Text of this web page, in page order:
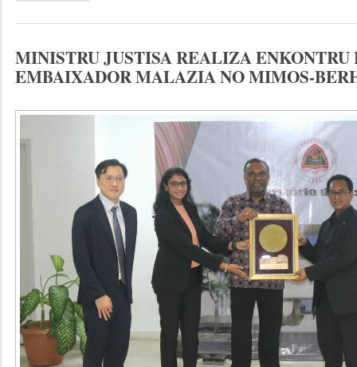
MINISTRU JUSTISA REALIZA ENKONTRU
EMBAIXADOR MALAZIA NO MIMOS-